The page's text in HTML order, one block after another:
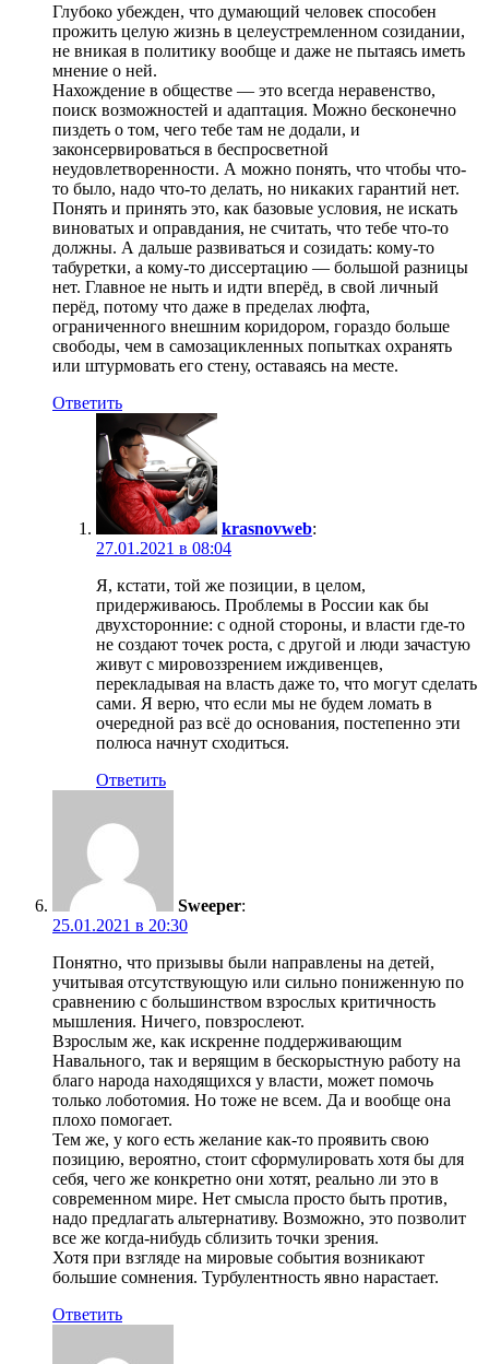
Глубоко убежден, что думающий человек способен
прожить целую жизнь в целеустремленном созидании,
не вникая в политику вообще и даже не пытаясь иметь
мнение о ней.
Нахождение в обществе — это всегда неравенство,
поиск возможностей и адаптация. Можно бесконечно
пиздеть о том, чего тебе там не додали, и
законсервироваться в беспросветной
неудовлетворенности. А можно понять, что чтобы что-
то было, надо что-то делать, но никаких гарантий нет.
Понять и принять это, как базовые условия, не искать
виноватых и оправдания, не считать, что тебе что-то
должны. А дальше развиваться и созидать: кому-то
табуретки, а кому-то диссертацию — большой разницы
нет. Главное не ныть и идти вперёд, в свой личный
перёд, потому что даже в пределах люфта,
ограниченного внешним коридором, гораздо больше
свободы, чем в самозацикленных попытках охранять
или штурмовать его стену, оставаясь на месте.
Ответить
krasnovweb:
27.01.2021 в 08:04
Я, кстати, той же позиции, в целом,
придерживаюсь. Проблемы в России как бы
двухсторонние: с одной стороны, и власти где-то
не создают точек роста, с другой и люди зачастую
живут с мировоззрением иждивенцев,
перекладывая на власть даже то, что могут сделать
сами. Я верю, что если мы не будем ломать в
очередной раз всё до основания, постепенно эти
полюса начнут сходиться.
Ответить
Sweeper:
25.01.2021 в 20:30
Понятно, что призывы были направлены на детей,
учитывая отсутствующую или сильно пониженную по
сравнению с большинством взрослых критичность
мышления. Ничего, повзрослеют.
Взрослым же, как искренне поддерживающим
Навального, так и верящим в бескорыстную работу на
благо народа находящихся у власти, может помочь
только лоботомия. Но тоже не всем. Да и вообще она
плохо помогает.
Тем же, у кого есть желание как-то проявить свою
позицию, вероятно, стоит сформулировать хотя бы для
себя, чего же конкретно они хотят, реально ли это в
современном мире. Нет смысла просто быть против,
надо предлагать альтернативу. Возможно, это позволит
все же когда-нибудь сблизить точки зрения.
Хотя при взгляде на мировые события возникают
большие сомнения. Турбулентность явно нарастает.
Ответить